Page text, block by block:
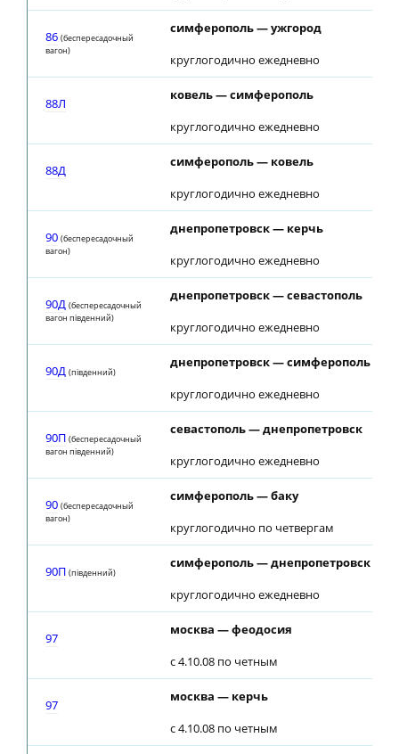
86 (беспересадочный
вагон)
симферополь — ужгород
круглогодично ежедневно
88Л
ковель — симферополь
круглогодично ежедневно
88Д
симферополь — ковель
круглогодично ежедневно
90 (беспересадочный
вагон)
днепропетровск — керчь
круглогодично ежедневно
90Д (беспересадочный
вагон пiвденний)
днепропетровск — севастополь
круглогодично ежедневно
90Д (пiвденний)
днепропетровск — симферополь
круглогодично ежедневно
90П (беспересадочный
вагон пiвденний)
севастополь — днепропетровск
круглогодично ежедневно
90 (беспересадочный
вагон)
симферополь — баку
круглогодично по четвергам
90П (пiвденний)
симферополь — днепропетровск
круглогодично ежедневно
97
москва — феодосия
с 4.10.08 по четным
97
москва — керчь
с 4.10.08 по четным